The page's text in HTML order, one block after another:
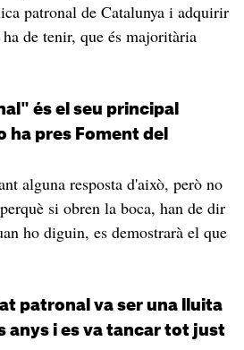
patronal de Catalunya i adquirir
de tenir, que és majoritària
és el seu principal
ha pres Foment del
alguna resposta d'això, però no
si obren la boca, han de dir
ho diguin, es demostrarà el que
patronal va ser una lluita
anys i es va tancar tot just